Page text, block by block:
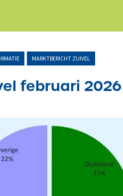
MARKTBERICHT ZUIVEL
februari 2026